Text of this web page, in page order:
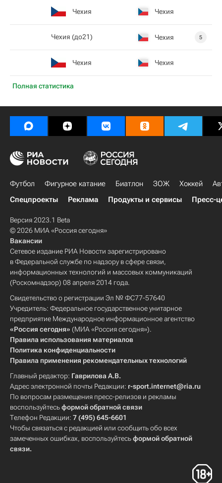
Полная статистика
Чехия Чехия
Чехия (до21) Чехия 5
Чехия Чехия
Футбол Фигурное катание Биатлон ЗОЖ Хоккей
Спецпроекты
Реклама Продукты и сервисы Пресс-
Версия 2023.1 Beta
© 2026 МИА «Россия сегодня»
Вакансии
Сетевое издание РИА Новости зарегистрировано
в Федеральной службе по надзору в сфере связи,
информационных технологий и массовых коммуникаций
(Роскомнадзор) 08 апреля 2014 года.
Свидетельство о регистрации Эл № ФС77-57640
Учредитель: Федеральное государственное унитарное
предприятие Международное информационное агентство
«Россия сегодня» (МИА «Россия сегодня»).
Правила использования материалов
Политика конфиденциальности
Правила применения рекомендательных технологий
Главный редактор: Гаврилова А.В.
Адрес электронной почты Редакции: r-sport.internet@ria.ru
По вопросам размещения пресс-релизов и рекламы
воспользуйтесьформой обратной связи
Телефон Редакции: 7 (495) 645-6601
Чтобы связаться с редакцией или сообщить обо всех
замеченных ошибках, воспользуйтесьформой обратной
связи.